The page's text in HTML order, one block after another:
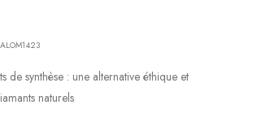
de synthèse : une alternative éthique et
naturels